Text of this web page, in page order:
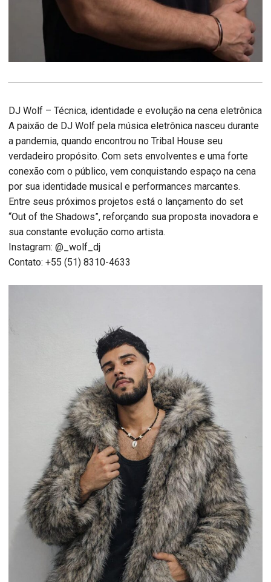
DJ Wolf – Técnica, identidade e evolução na cena eletrônica
A paixão de DJ Wolf pela música eletrônica nasceu durante
a pandemia, quando encontrou no Tribal House seu
verdadeiro propósito. Com sets envolventes e uma forte
conexão com o público, vem conquistando espaço na cena
por sua identidade musical e performances marcantes.
Entre seus próximos projetos está o lançamento do set
“Out of the Shadows”, reforçando sua proposta inovadora e
sua constante evolução como artista.
Instagram: @_wolf_dj
Contato: +55 (51) 8310-4633